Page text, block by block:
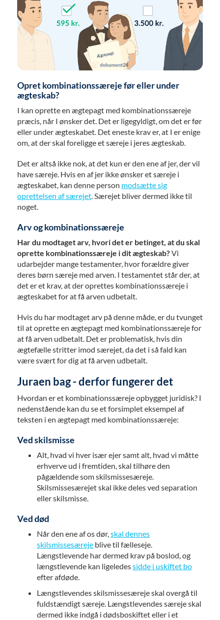
Opret kombinationssæreje før eller under
ægteskab?
I kan oprette en ægtepagt med kombinationssæreje
præcis, når I ønsker det. Det er ligegyldigt, om det er før
eller under ægteskabet. Det eneste krav er, at I er enige
om, at der skal foreligge et særeje i jeres ægteskab.
Det er altså ikke nok, at det kun er den ene af jer, der vil
have særeje. Hvis en af jer ikke ønsker et særeje i
ægteskabet, kan denne person modsætte sig
oprettelsen af særejet. Særejet bliver dermed ikke til
noget.
Arv og kombinationssæreje
Har du modtaget arv, hvori det er betinget, at du skal
oprette kombinationssæreje i dit ægteskab?Vi
udarbejder mange testamenter, hvor forældre giver
deres børn særeje med arven. I testamentet står der, at
det er et krav, at der oprettes kombinationssæreje i
ægteskabet for at få arven udbetalt.
Hvis du har modtaget arv på denne måde, er du tvunget
til at oprette en ægtepagt med kombinationssæreje for
at få arven udbetalt. Det er problematisk, hvis din
ægtefælle stritter imod særejet, da det i så fald kan
være svært for dig at få arven udbetalt.
Juraen bag - derfor fungerer det
Hvordan er et kombinationssæreje opbygget juridisk? I
nedenstående kan du se et forsimplet eksempel af
teksten i en ægtepagt med kombinationssæreje:
Ved skilsmisse
Alt, hvad vi hver især ejer samt alt, hvad vi måtte
erhverve ud i fremtiden, skal tilhøre den
pågældende som skilsmissesæreje.
Skilsmissesærejet skal ikke deles ved separation
eller skilsmisse.
Ved død
Når den ene af os dør,skal dennes
skilsmissesæreje blive til fælleseje.
Længstlevende har dermed krav på boslod, og
længstlevende kan ligeledessidde i uskiftet bo
efter afdøde.
Længstlevendes skilsmissesæreje skal overgå til
fuldstændigt særeje. Længstlevendes særeje skal
dermed ikke indgå i dødsboskiftet eller i et